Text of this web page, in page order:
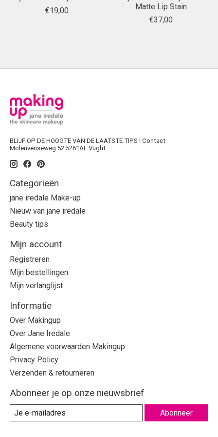
€19,00
Matte Lip Stain
€37,00
BLIJF OP DE HOOGTE VAN DE LAATSTE TIPS ! Contact:
Molenvenseweg 52 5261AL Vught
Categorieën
jane iredale Make-up
Nieuw van jane iredale
Beauty tips
Mijn account
Registreren
Mijn bestellingen
Mijn verlanglijst
Informatie
Over Makingup
Over Jane Iredale
Algemene voorwaarden Makingup
Privacy Policy
Verzenden & retourneren
Abonneer je op onze nieuwsbrief
Abonneer